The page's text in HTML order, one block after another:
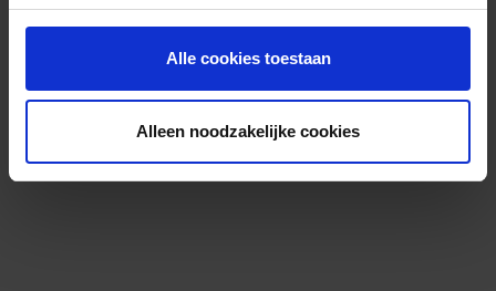
Alle cookies toestaan
Alleen noodzakelijke cookies